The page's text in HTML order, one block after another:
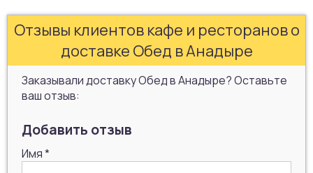
Отзывы клиентов кафе и ресторанов о
доставке Обед в Анадыре
Заказывали доставку Обед в Анадыре? Оставьте
ваш отзыв:
Добавить отзыв
Имя*